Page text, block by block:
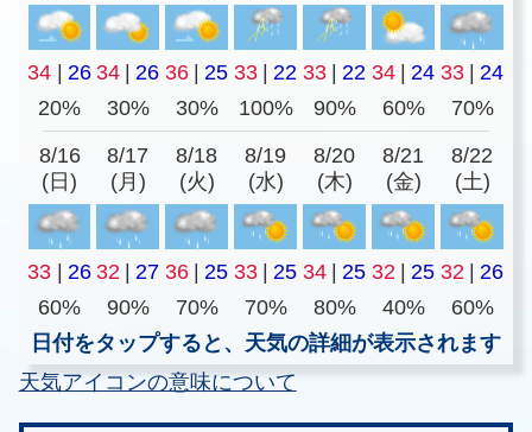
34 | 26 34 | 26 36 | 25 33 | 22 33 | 22 34 | 24 33 | 24
20%
30% 30% 100% 90% 60% 70%
8/16
(日)
8/17
(月)
8/18
(火)
8/19
(水)
8/20
(木)
8/21
(金)
8/22
(土)
33 | 26 32 | 27 36 | 25 33 | 25 34 | 25 32 | 25 32 | 26
60%
90% 70% 70% 80% 40%
60%
日付をタップすると、天気の詳細が表示されます
天気アイコンの意味について